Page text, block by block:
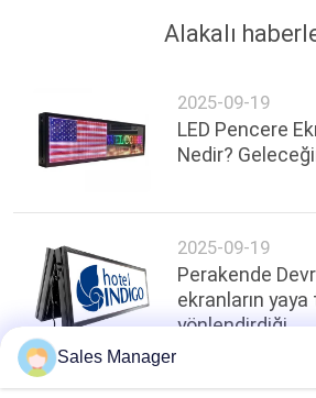
Alakalı
2025-09-19
LED Pencere
Nedir?
2025-09-19
Perakende
ekranların yaya
yönlendirdiği
Sales Manager